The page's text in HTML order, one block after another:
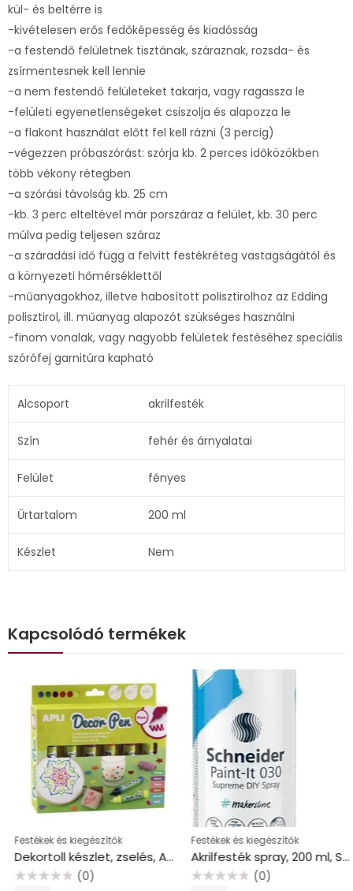
kül- és beltérre is
-kivételesen erős fedőképesség és kiadósság
-a festendő felületnek tisztának, száraznak, rozsda- és
zsírmentesnek kell lennie
-a nem festendő felületeket takarja, vagy ragassza le
-felületi egyenetlenségeket csiszolja és alapozza le
-a flakont használat előtt fel kell rázni (3 percig)
-végezzen próbaszórást: szórja kb. 2 perces időközökben
több vékony rétegben
-a szórási távolság kb. 25 cm
-kb. 3 perc elteltével már porszáraz a felület, kb. 30 perc
múlva pedig teljesen száraz
-a száradási idő függ a felvitt festékréteg vastagságától és
a környezeti hőmérséklettől
-műanyagokhoz, illetve habosított polisztirolhoz az Edding
polisztirol, ill. műanyag alapozót szükséges használni
-finom vonalak, vagy nagyobb felületek festéséhez speciális
szórófej garnitúra kapható
Alcsoport akrilfesték
Szín fehér és árnyalatai
Felület fényes
Űrtartalom 200 ml
Készlet Nem
Kapcsolódó termékek
Festékek és kiegészítők
Dekortoll készlet, zselés, APLI “Decor pen”, neon
(0)
Festékek és kiegészítők
Akrilfesték spray, 200 ml, SCHNEIDER “Paint-It 030”, lila
(0)